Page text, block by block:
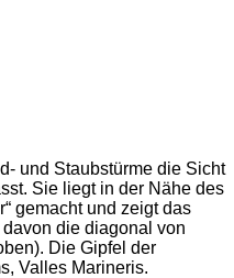
und Staubstürme die Sicht
Sie liegt in der Nähe des
gemacht und zeigt das
die diagonal von
Die Gipfel der
Valles Marineris.